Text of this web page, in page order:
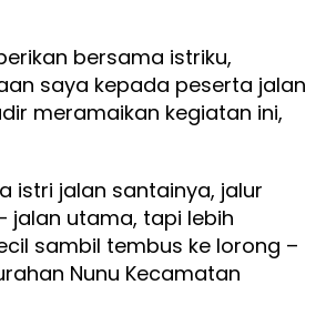
bersama istriku,
saya kepada peserta jalan
meramaikan kegiatan ini,
istri jalan santainya, jalur
jalan utama, tapi lebih
sambil tembus ke lorong –
Nunu Kecamatan